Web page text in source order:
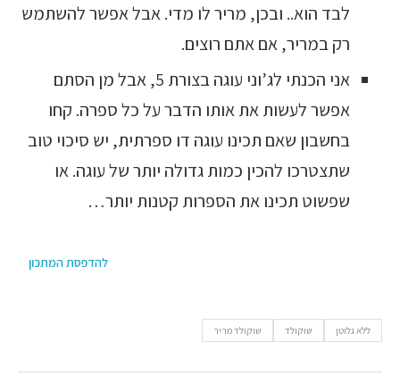
לבד הוא.. ובכן, מריר לו מדי. אבל אפשר להשתמש
רק במריר, אם אתם רוצים.
אני הכנתי לג’וני עוגה בצורת 5, אבל מן הסתם
אפשר לעשות את אותו הדבר על כל ספרה. קחו
בחשבון שאם תכינו עוגה דו ספרתית, יש סיכוי טוב
שתצטרכו להכין כמות גדולה יותר של עוגה. או
שפשוט תכינו את הספרות קטנות יותר…
להדפסת המתכון
ללא גלוטן שוקולד שוקולד מריר